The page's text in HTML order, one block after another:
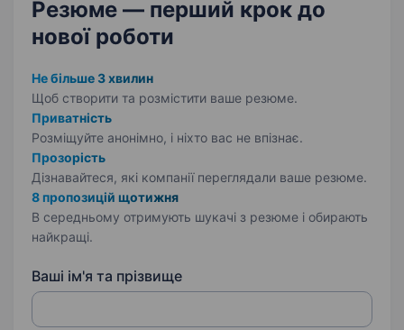
Резюме — перший крок до
нової роботи
Не більше 3 хвилин
Щоб створити та розмістити ваше резюме.
Приватність
Розміщуйте анонімно, і ніхто вас не впізнає.
Прозорість
Дізнавайтеся, які компанії переглядали ваше резюме.
8 пропозицій щотижня
В середньому отримують шукачі з резюме і обирають
найкращі.
Ваші ім'я та прізвище